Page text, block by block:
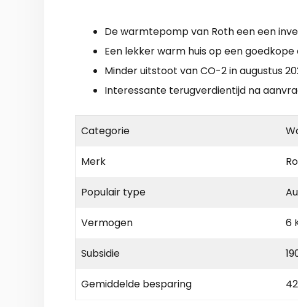
De warmtepomp van Roth een een
Een lekker warm huis op een goedkope
Minder uitstoot van CO-2 in augustus
Interessante terugverdientijd na
Categorie
Merk
Populair type
Vermogen 6
Subsidie
Gemiddelde besparing